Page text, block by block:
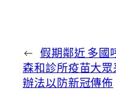
← 假期鄰近 多國
森和診所疫苗大眾
辦法以防新冠傳佈